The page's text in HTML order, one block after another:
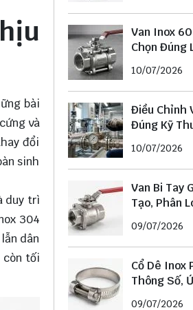
bài
và
đổi
sinh
duy trì
304
dân
còn tối
Van Inox 60
Chọn Đúng
Đường Ống
10/07/2026
Điều Chỉnh
Đúng Kỹ
Dẫn Chi
10/07/2026
Van Bi Tay
Tạo, Phân
Và Cách
09/07/2026
Cổ Dê Inox
Thông Số,
Cách Chọn
09/07/2026